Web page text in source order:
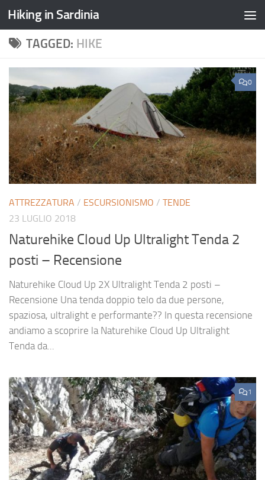
Hiking in Sardinia
TAGGED: HIKE
0
ATTREZZATURA / ESCURSIONISMO / TENDE
23 LUGLIO 2018
Naturehike Cloud Up Ultralight Tenda 2
posti – Recensione
Naturehike Cloud Up 2X Ultralight Tenda 2 posti –
Recensione Una tenda doppio telo da due persone,
spaziosa, ultralight e performante?? In questa recensione
andiamo a scoprire la Naturehike Cloud Up Ultralight
Tenda da...
1